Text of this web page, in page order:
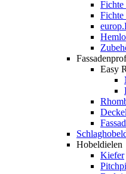
Fichte
Fichte
Easy
Hobeldielen
Kiefer